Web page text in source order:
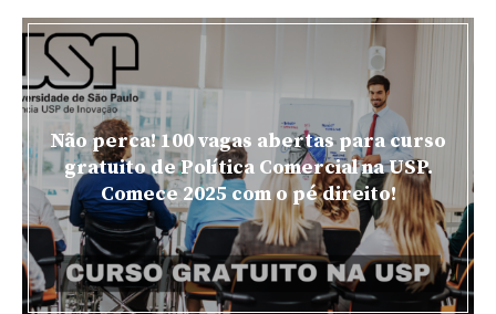
Não perca! 100 vagas abertas para curso
gratuito de Política Comercial na USP.
Comece 2025 com o pé direito!